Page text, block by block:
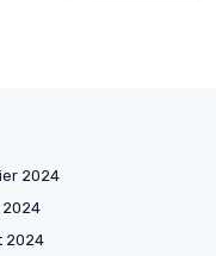
2024
2024